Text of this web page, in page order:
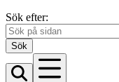
Sök efter:
Sök